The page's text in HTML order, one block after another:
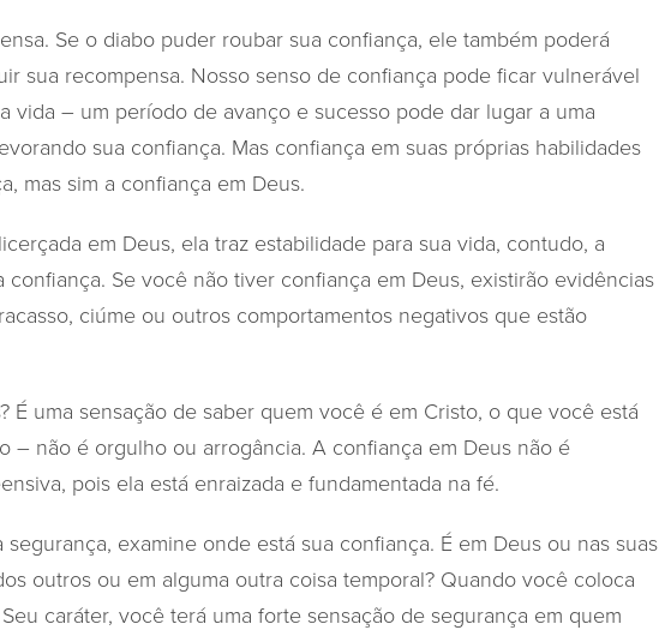
Se o diabo puder roubar sua confiança, ele também poderá
sua recompensa. Nosso senso de confiança pode ficar vulnerável
vida – um período de avanço e sucesso pode dar lugar a uma
sua confiança. Mas confiança em suas próprias habilidades
mas sim a confiança em Deus.
em Deus, ela traz estabilidade para sua vida, contudo, a
Se você não tiver confiança em Deus, existirão evidências
ciúme ou outros comportamentos negativos que estão
É uma sensação de saber quem você é em Cristo, o que você está
– não é orgulho ou arrogância. A confiança em Deus não é
pois ela está enraizada e fundamentada na fé.
examine onde está sua confiança. É em Deus ou nas suas
outros ou em alguma outra coisa temporal? Quando você coloca
caráter, você terá uma forte sensação de segurança em quem